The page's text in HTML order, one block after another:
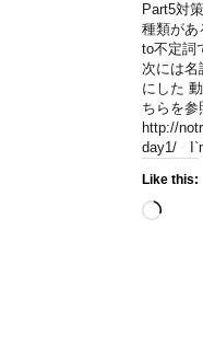
Part5対
種類があ
to不定詞
次には名
にした
ちらを参
http://
day1/
Like this: